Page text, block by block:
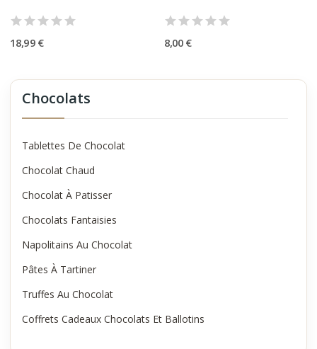
Chocolats
Tablettes De Chocolat
Chocolat Chaud
Chocolat À Patisser
Chocolats Fantaisies
Napolitains Au Chocolat
Pâtes À Tartiner
Truffes Au Chocolat
Coffrets Cadeaux Chocolats Et Ballotins
18,99 € 8,00 €